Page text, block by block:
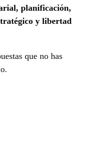
planificación,
y libertad
que no has